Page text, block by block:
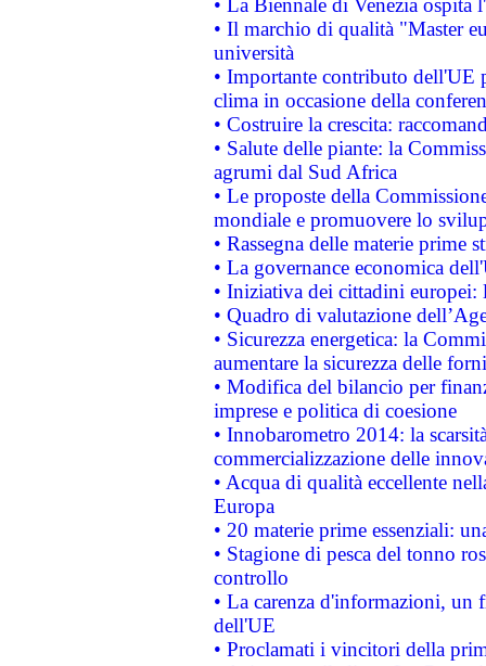
• La Biennale di Venezia ospita
• Il marchio di qualità "Master
università
• Importante contributo dell'UE
clima in occasione della
• Costruire la crescita:
• Salute delle piante: la
agrumi dal Sud Africa
• Le proposte della
mondiale e promuovere lo
• Rassegna delle materie prime
• La governance economica
• Iniziativa dei cittadini
• Quadro di valutazione
• Sicurezza energetica: la
aumentare la sicurezza delle
• Modifica del bilancio per
imprese e politica di coesione
• Innobarometro 2014: la
commercializzazione delle
• Acqua di qualità eccellente
Europa
• 20 materie prime essenziali:
• Stagione di pesca del tonno
controllo
• La carenza d'informazioni, un
dell'UE
• Proclamati i vincitori della